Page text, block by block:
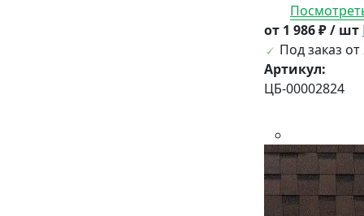
от 1 986 ₽ / шт
Под заказ от
Артикул:
ЦБ-00002824